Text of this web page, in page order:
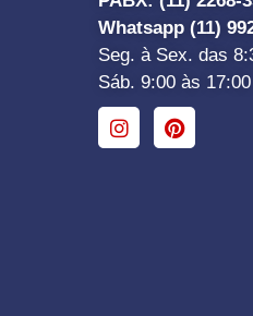
Whatsapp (11)
Seg. à Sex. das
Sáb. 9:00 às 17:00